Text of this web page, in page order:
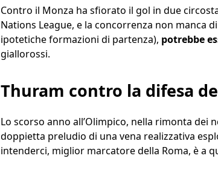
Contro il Monza ha sfiorato il gol in due
Nations League, e la concorrenza non manca
ipotetiche formazioni di partenza), potrebbe
giallorossi.
Thuram contro la difesa
Lo scorso anno all’Olimpico, nella rimonta dei
doppietta preludio di una vena realizzativa
intenderci, miglior marcatore della Roma, è a